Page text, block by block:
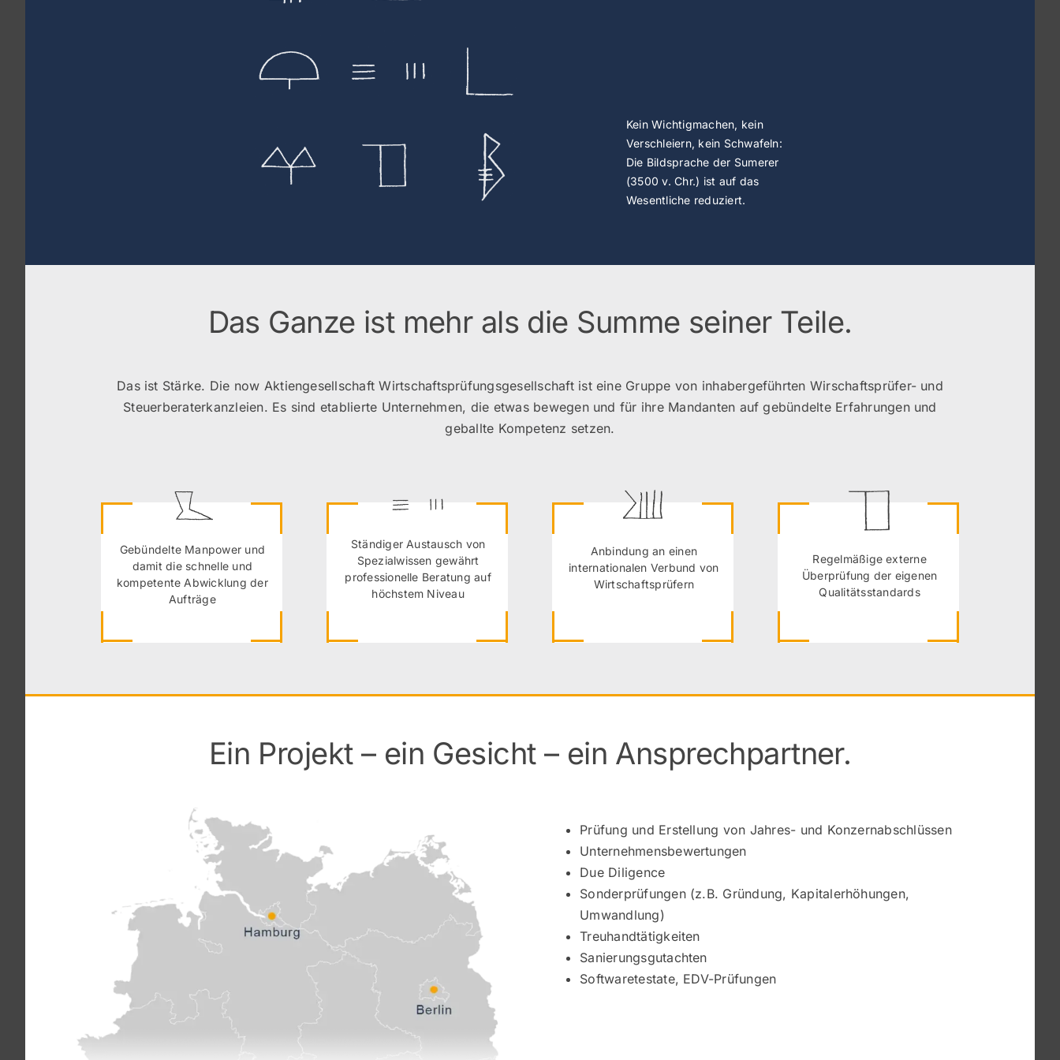
Kein Wichtigmachen, kein
Verschleiern, kein Schwafeln:
Die Bildsprache der Sumerer
(3500 v. Chr.) ist auf das
Wesentliche reduziert.
Das Ganze ist mehr als die Summe seiner Teile.
Das ist Stärke. Die now Aktiengesellschaft Wirtschaftsprüfungsgesellschaft ist eine Gruppe von inhabergeführten Wirschaftsprüfer- und
Steuerberaterkanzleien. Es sind etablierte Unternehmen, die etwas bewegen und für ihre Mandanten auf gebündelte Erfahrungen und
geballte Kompetenz setzen.
Gebündelte Manpower und
damit die schnelle und
kompetente Abwicklung der
Aufträge
Ständiger Austausch von
Spezialwissen gewährt
professionelle Beratung auf
höchstem Niveau
Anbindung an einen
internationalen Verbund von
Wirtschaftsprüfern
Regelmäßige externe
Überprüfung der eigenen
Qualitätsstandards
Ein Projekt – ein Gesicht – ein Ansprechpartner.
Prüfung und Erstellung von Jahres- und Konzernabschlüssen
Unternehmensbewertungen
Due Diligence
Sonderprüfungen (z.B. Gründung, Kapitalerhöhungen,
Umwandlung)
Treuhandtätigkeiten
Sanierungsgutachten
Softwaretestate, EDV-Prüfungen